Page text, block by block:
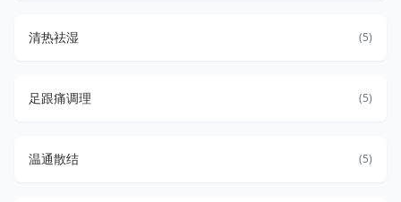
清热祛湿 (5)
足跟痛调理 (5)
温通散结 (5)